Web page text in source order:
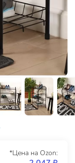
*Цена на Ozon: